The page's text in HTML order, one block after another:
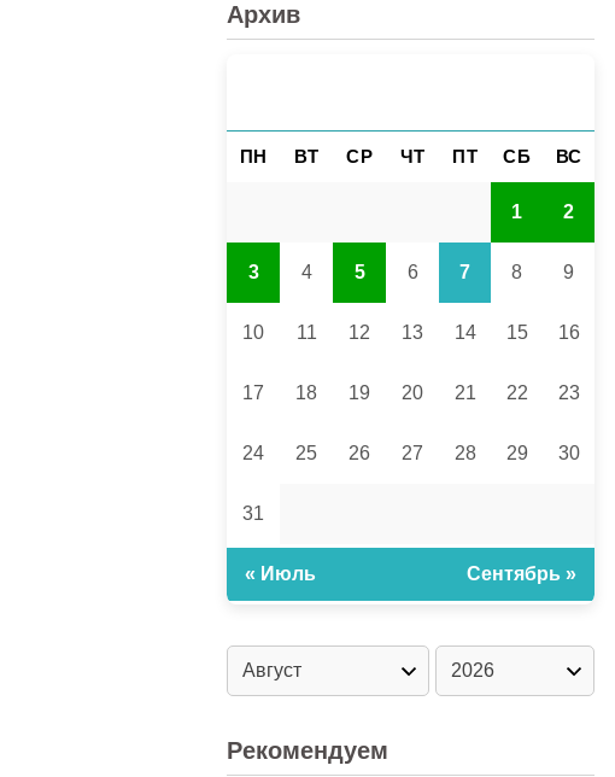
Архив
ПН ВТ СР ЧТ ПТ СБ ВС
1 2
3 4 5 6 7 8 9
10 11 12 13 14 15 16
17 18 19 20 21 22 23
24 25 26 27 28 29 30
31
« Июль Сентябрь »
Рекомендуем